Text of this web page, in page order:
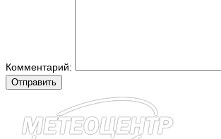
Комментарий:
Отправить